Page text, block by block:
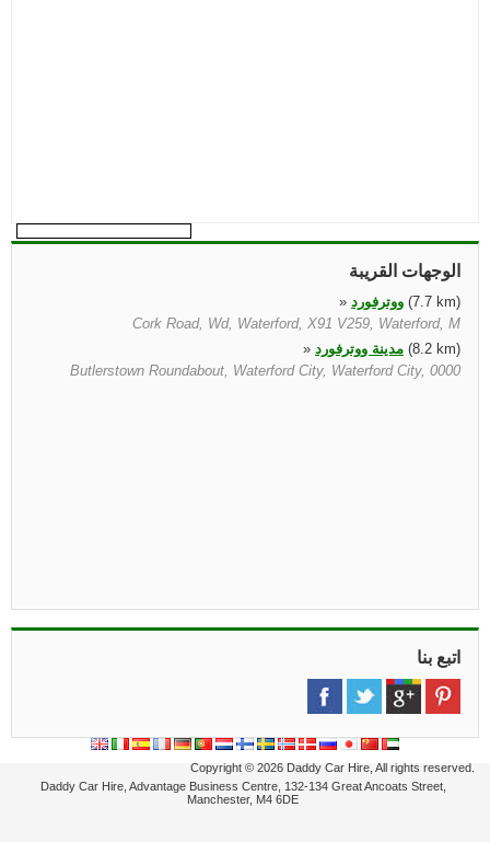
الوجهات القريبة
» ووترفورد
(7.7 km)
Cork Road, Wd, Waterford, X91 V259, Waterford, M
» مدينة ووترفورد
(8.2 km)
Butlerstown Roundabout, Waterford City, Waterford City, 0000
اتبع بنا
Copyright © 2026 Daddy Car Hire, All rights reserved.
Daddy Car Hire, Advantage Business Centre, 132-134 Great Ancoats Street,
Manchester, M4 6DE